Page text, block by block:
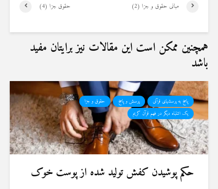
حقوق جزا (4) مبانی حقوق و جزا (2)
همچنین ممکن است این مقالات نیز برایتان مفید
باشد
پاسخ به پرسشهای قرآنی پرسش و پاسخ
حقوق و جزا
یک اشتباه دیگر در فهم قرآن کریم
حکم پوشیدن کفش تولید شده از پوست خوک